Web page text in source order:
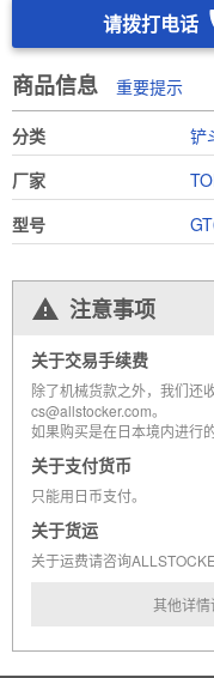
请拨打电话
商品信息 重要提示
分类
铲
厂家
型号
注意事项
关于交易手续费
除了机械货款之外，我们还
cs@allstocker.com。
如果购买是在日本境内进行
关于支付货币
只能用日币支付。
关于货运
关于运费请咨询
其他详